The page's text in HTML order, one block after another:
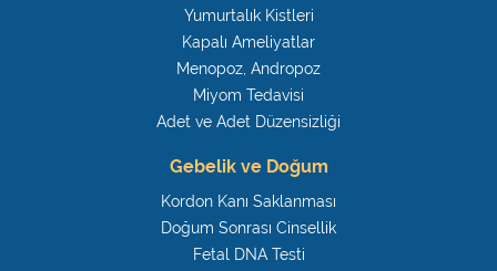
Yumurtalık Kistleri
Kapalı Ameliyatlar
Menopoz, Andropoz
Miyom Tedavisi
Adet ve Adet Düzensizliği
Gebelik ve Doğum
Kordon Kanı Saklanması
Doğum Sonrası Cinsellik
Fetal DNA Testi